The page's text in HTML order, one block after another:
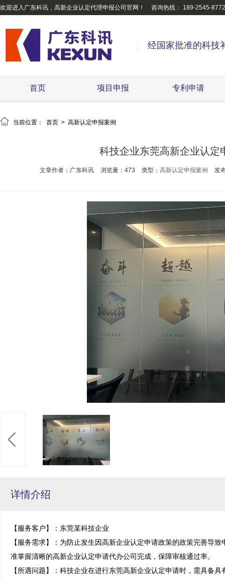
欢迎进入广东科讯，高新企业认定代理申报公司官网！ 咨询热线： 189-2545-8772
经国家批准的科技
首页 项目申报 专利申请
 当前位置： 首页 > 高新认定申报案例
科技企业东莞高新企业认定
文章作者：广东科讯 浏览量：473 类型： 高新认定申报案例 发
详情介绍
【服务客户】：东莞某科技企业
【服务需求】：为防止发生因高新企业认定申请政策的政策完善导
准掌握清晰的高新企业认定申请代办公司完成，保障审核通过率。
【所遇问题】：科技企业在进行东莞高新企业认定申请时，需具备